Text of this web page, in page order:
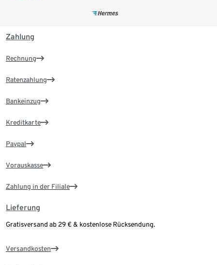
Zahlung
Rechnung
Ratenzahlung
Bankeinzug
Kreditkarte
Paypal
Vorauskasse
Zahlung in der Filiale
Lieferung
Gratisversand ab 29 € & kostenlose Rücksendung.
Versandkosten